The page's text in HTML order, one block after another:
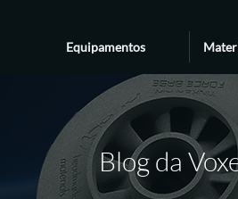
Equipamentos
Blog da